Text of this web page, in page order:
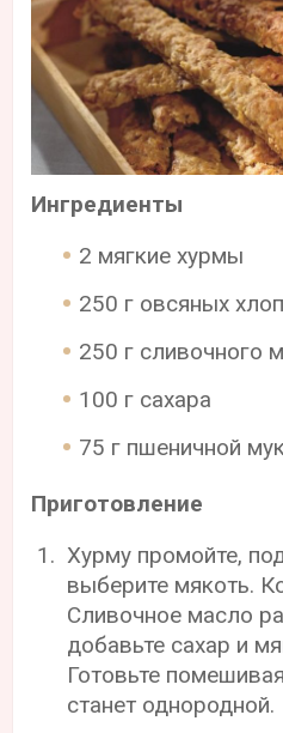
Ингредиенты
2 мягкие хурмы
250 г овсяных
250 г сливочного
100 г сахара
75 г пшеничной
Приготовление
Хурму промойте,
выберите мякоть.
Сливочное масло
добавьте сахар и
Готовьте
станет однородной.